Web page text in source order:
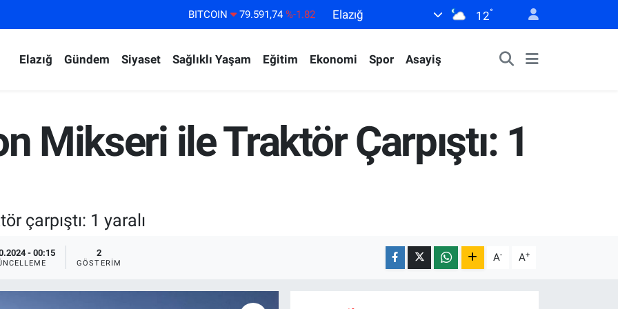
BITCOIN 79.591,74 %-1.82
EURO
53,38690 %0.19
BİST100 14.598,00 %0
Elazığ 12°
Elazığ Gündem Siyaset Sağlıklı Yaşam Eğitim Ekonomi Spor Asayiş
Mikseri ile Traktör Çarpıştı: 1
çarpıştı: 1 yaralı
- 00:15 2
GÖSTERIM A- A+